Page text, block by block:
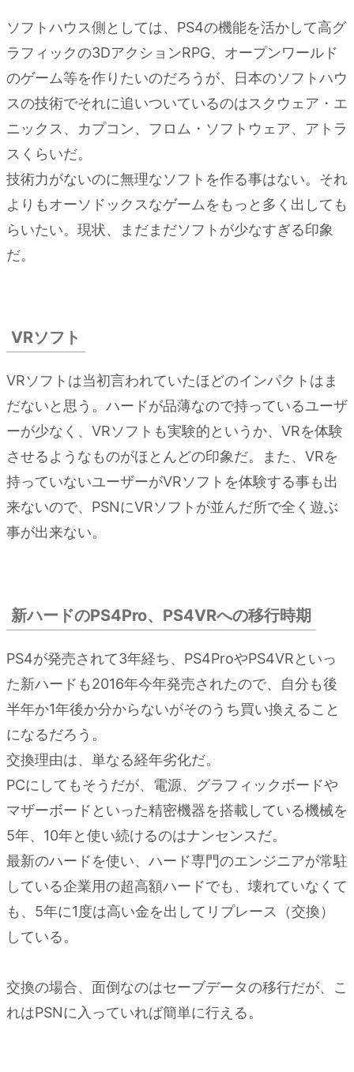
ソフトハウス側としては、PS4の機能を活かして高グ
ラフィックの3DアクションRPG、オープンワールド
のゲーム等を作りたいのだろうが、日本のソフトハウ
スの技術でそれに追いついているのはスクウェア・エ
ニックス、カプコン、フロム・ソフトウェア、アトラ
スくらいだ。
技術力がないのに無理なソフトを作る事はない。それ
よりもオーソドックスなゲームをもっと多く出しても
らいたい。現状、まだまだソフトが少なすぎる印象
だ。
VRソフト
VRソフトは当初言われていたほどのインパクトはま
だないと思う。ハードが品薄なので持っているユーザ
ーが少なく、VRソフトも実験的というか、VRを体験
させるようなものがほとんどの印象だ。また、VRを
持っていないユーザーがVRソフトを体験する事も出
来ないので、PSNにVRソフトが並んだ所で全く遊ぶ
事が出来ない。
新ハードのPS4Pro、PS4VRへの移行時期
PS4が発売されて3年経ち、PS4ProやPS4VRといっ
た新ハードも2016年今年発売されたので、自分も後
半年か1年後か分からないがそのうち買い換えること
になるだろう。
交換理由は、単なる経年劣化だ。
PCにしてもそうだが、電源、グラフィックボードや
マザーボードといった精密機器を搭載している機械を
5年、10年と使い続けるのはナンセンスだ。
最新のハードを使い、ハード専門のエンジニアが常駐
している企業用の超高額ハードでも、壊れていなくて
も、5年に1度は高い金を出してリプレース（交換）
している。
交換の場合、面倒なのはセーブデータの移行だが、こ
れはPSNに入っていれば簡単に行える。